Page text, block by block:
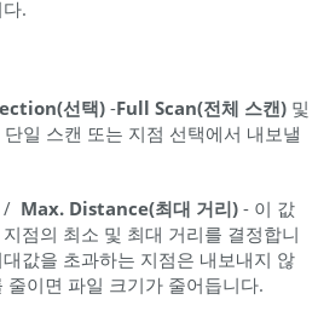
.
선택)-Full Scan(전체 스캔)및
일 스캔 또는 지점 선택에서 내보낼
Max. Distance(최대 거리)- 이 값
점의 최소 및 최대 거리를 결정합니
값을 초과하는 지점은 내보내지 않
이면 파일 크기가 줄어듭니다.